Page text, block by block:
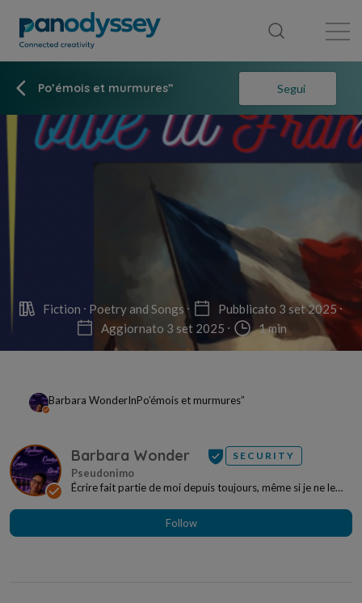
Po’émois et murmures” Segui
Fiction Poetry and Songs
Pubblicato 3 set 2025
Aggiornato 3 set 2025
1 min
Barbara WonderInPo’émois et murmures”
Barbara Wonder SECURITY
Écrire fait partie de moi depuis toujours, même si je ne le
Follow